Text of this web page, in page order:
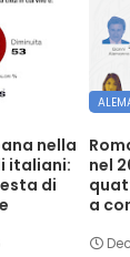
nella
italiani:
di
nel
a